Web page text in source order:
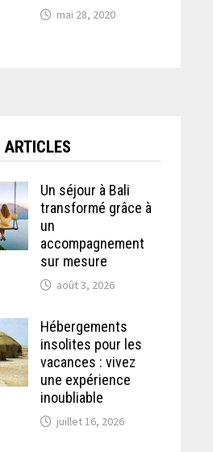
mai 28, 2020
ARTICLES
Un séjour à Bali
transformé grâce à
un
accompagnement
sur mesure
août 3, 2026
Hébergements
insolites pour les
vacances : vivez
une expérience
inoubliable
juillet 16, 2026